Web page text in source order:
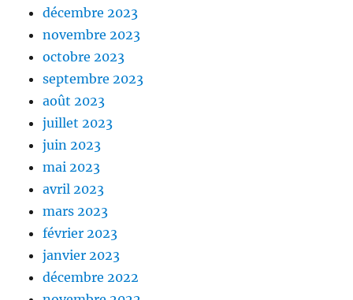
décembre 2023
novembre 2023
octobre 2023
septembre 2023
août 2023
juillet 2023
juin 2023
mai 2023
avril 2023
mars 2023
février 2023
janvier 2023
décembre 2022